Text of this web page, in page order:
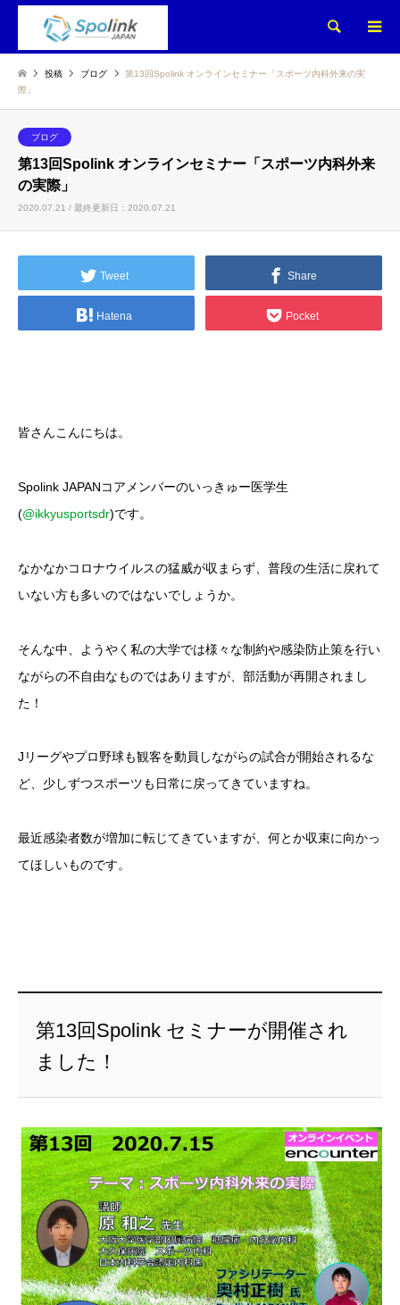
検索
投稿 ブログ
第13回Spolink オンラインセミナー「スポーツ内科外来の実
際」
ブログ
第13回Spolink オンラインセミナー「スポーツ内科外来
の実際」
2020.07.21 / 最終更新日：2020.07.21
Tweet Share
Hatena Pocket
皆さんこんにちは。
Spolink JAPANコアメンバーのいっきゅー医学生
(@ikkyusportsdr)です。
なかなかコロナウイルスの猛威が収まらず、普段の生活に戻れて
いない方も多いのではないでしょうか。
そんな中、ようやく私の大学では様々な制約や感染防止策を行い
ながらの不自由なものではありますが、部活動が再開されまし
た！
Jリーグやプロ野球も観客を動員しながらの試合が開始されるな
ど、少しずつスポーツも日常に戻ってきていますね。
最近感染者数が増加に転じてきていますが、何とか収束に向かっ
てほしいものです。
第13回Spolink セミナーが開催され
ました！